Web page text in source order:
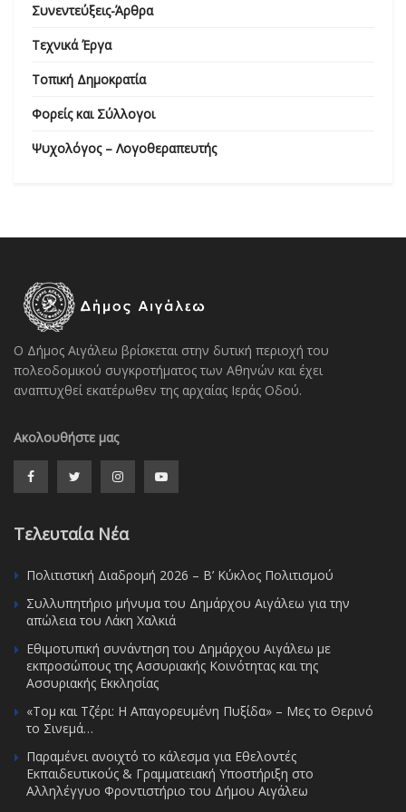
Συνεντεύξεις-Άρθρα
Τεχνικά Έργα
Τοπική Δημοκρατία
Φορείς και Σύλλογοι
Ψυχολόγος – Λογοθεραπευτής
Ο Δήμος Αιγάλεω βρίσκεται στην δυτική περιοχή του
πολεοδομικού συγκροτήματος των Αθηνών και έχει
αναπτυχθεί εκατέρωθεν της αρχαίας Ιεράς Οδού.
Ακολουθήστε μας
Τελευταία Νέα
Πολιτιστική Διαδρομή 2026 – Β’ Κύκλος Πολιτισμού
Συλλυπητήριο μήνυμα του Δημάρχου Αιγάλεω για την
απώλεια του Λάκη Χαλκιά
Εθιμοτυπική συνάντηση του Δημάρχου Αιγάλεω με
εκπροσώπους της Ασσυριακής Κοινότητας και της
Ασσυριακής Εκκλησίας
«Τομ και Τζέρι: Η Απαγορευμένη Πυξίδα» – Μες το Θερινό
το Σινεμά…
Παραμένει ανοιχτό το κάλεσμα για Εθελοντές
Εκπαιδευτικούς & Γραμματειακή Υποστήριξη στο
Αλληλέγγυο Φροντιστήριο του Δήμου Αιγάλεω